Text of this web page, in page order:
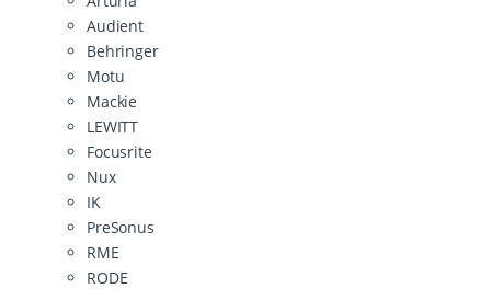
Audient
Behringer
Motu
Mackie
LEWITT
Focusrite
Nux
IK
PreSonus
RME
RODE